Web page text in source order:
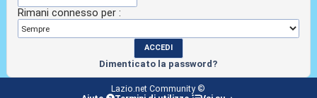
Rimani connesso per :
Dimenticato la password?
Lazio.net Community ©